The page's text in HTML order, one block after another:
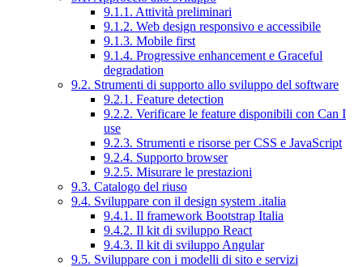
9.1.1. Attività preliminari
9.1.2. Web design responsivo e accessibile
9.1.3. Mobile first
9.1.4. Progressive enhancement e Graceful
degradation
9.2. Strumenti di supporto allo sviluppo del software
9.2.1. Feature detection
9.2.2. Verificare le feature disponibili con Can I
use
9.2.3. Strumenti e risorse per CSS e JavaScript
9.2.4. Supporto browser
9.2.5. Misurare le prestazioni
9.3. Catalogo del riuso
9.4. Sviluppare con il design system .italia
9.4.1. Il framework Bootstrap Italia
9.4.2. Il kit di sviluppo React
9.4.3. Il kit di sviluppo Angular
9.5. Sviluppare con i modelli di sito e servizi